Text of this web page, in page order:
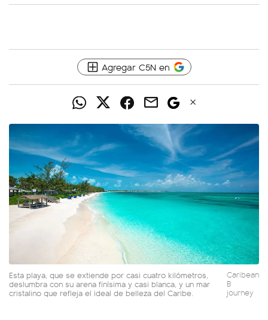
Agregar C5N en
Esta playa, que se extiende por casi cuatro kilómetros,
deslumbra con su arena finísima y casi blanca, y un mar
cristalino que refleja el ideal de belleza del Caribe.
Caribean
B
journey